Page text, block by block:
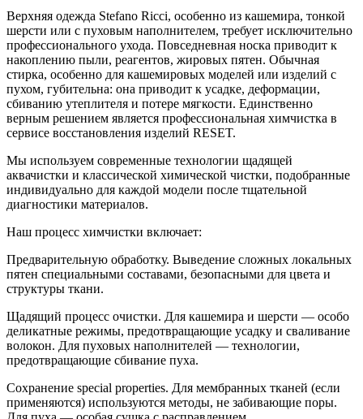
Верхняя одежда Stefano Ricci, особенно из кашемира, тонкой
шерсти или с пуховым наполнителем, требует исключительно
профессионального ухода. Повседневная носка приводит к
накоплению пыли, реагентов, жировых пятен. Обычная
стирка, особенно для кашемировых моделей или изделий с
пухом, губительна: она приводит к усадке, деформации,
сбиванию утеплителя и потере мягкости. Единственно
верным решением является профессиональная химчистка в
сервисе восстановления изделий RESET.
Мы используем современные технологии щадящей
аквачистки и классической химической чистки, подобранные
индивидуально для каждой модели после тщательной
диагностики материалов.
Наш процесс химчистки включает:
Предварительную обработку. Выведение сложных локальных
пятен специальными составами, безопасными для цвета и
структуры ткани.
Щадящий процесс очистки. Для кашемира и шерсти — особо
деликатные режимы, предотвращающие усадку и сваливание
волокон. Для пуховых наполнителей — технологии,
предотвращающие сбивание пуха.
Сохранение special properties. Для мембранных тканей (если
применяются) используются методы, не забивающие поры.